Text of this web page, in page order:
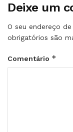
Deixe um
O seu endereço
obrigatórios são
Comentário *